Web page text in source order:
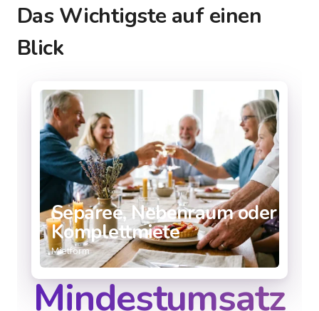
Das Wichtigste auf einen
Blick
Separee, Nebenraum oder
Komplettmiete
Mietform
Mindestumsatz